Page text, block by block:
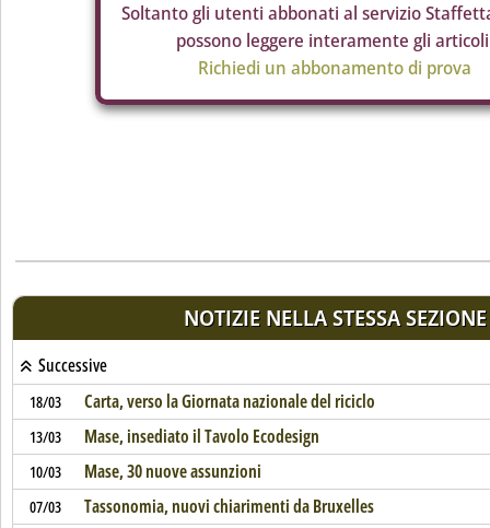
Soltanto gli utenti abbonati al servizio
possono leggere interamente gli
Richiedi un abbonamento di prova
NOTIZIE NELLA STESSA SEZIONE
Successive
18/03 Carta, verso la Giornata nazionale del riciclo
13/03 Mase, insediato il Tavolo Ecodesign
10/03 Mase, 30 nuove assunzioni
07/03 Tassonomia, nuovi chiarimenti da Bruxelles